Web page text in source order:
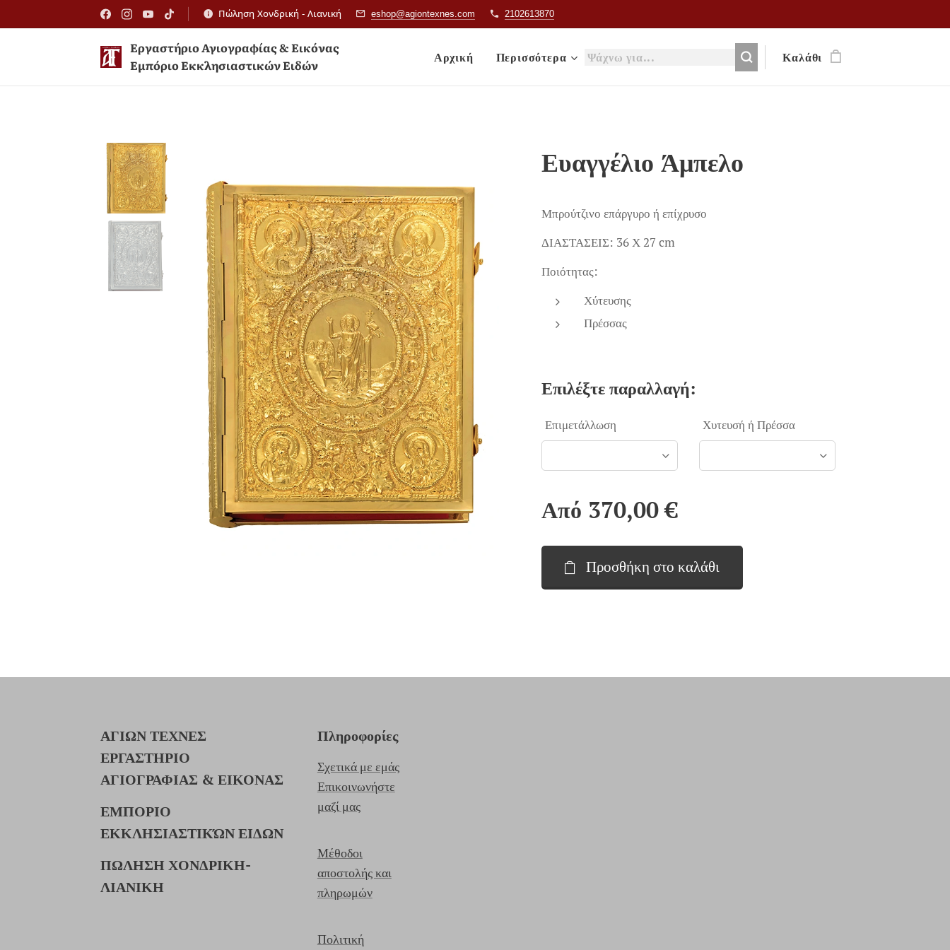
Πώληση Χονδρική - Λιανική eshop@agiontexnes.com 2102613870
Εργαστήριο Αγιογραφίας & Εικόνας
Εμπόριο Εκκλησιαστικών Ειδών
Αρχική Περισσότερα Καλάθι
Ευαγγέλιο Άμπελο
Μπρούτζινο επάργυρο ή επίχρυσο
ΔΙΑΣΤΑΣΕΙΣ: 36 Χ 27 cm
Ποιότητας:
Χύτευσης
Πρέσσας
Επιλέξτε παραλλαγή:
Επιμετάλλωση Χυτευσή ή Πρέσσα
Από 370,00€
Προσθήκη στο καλάθι
ΑΓΙΩΝ ΤΕΧΝΕΣ
ΕΡΓΑΣΤΗΡΙΟ
ΑΓΙΟΓΡΑΦΙΑΣ & ΕΙΚΟΝΑΣ
ΕΜΠΟΡΙΟ
ΕΚΚΛΗΣΙΑΣΤΙΚΏΝ ΕΙΔΩΝ
ΠΩΛΗΣΗ ΧΟΝΔΡΙΚΗ-
ΛΙΑΝΙΚΗ
Πληροφορίες
Σχετικά με εμάς
Επικοινωνήστε
μαζί μας
Μέθοδοι
αποστολής και
πληρωμών
Πολιτική